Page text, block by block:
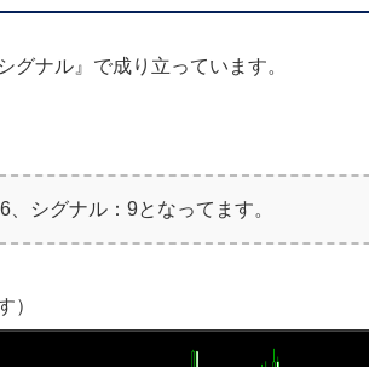
ナル』で成り立っています。
シグナル：9となってます。
）